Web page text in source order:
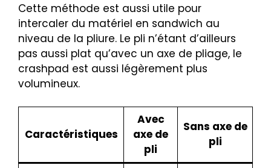
Cette méthode est aussi utile pour
intercaler du matériel en sandwich au
niveau de la pliure. Le pli n’étant d’ailleurs
pas aussi plat qu’avec un axe de pliage, le
crashpad est aussi légèrement plus
volumineux.
Caractéristiques
Avec
axe de
pli
Sans axe de
pli